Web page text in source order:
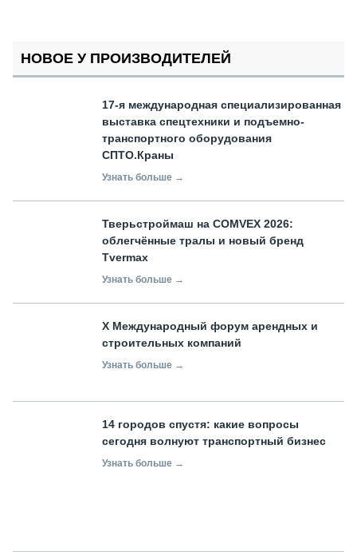
НОВОЕ У ПРОИЗВОДИТЕЛЕЙ
17-я международная специализированная
выставка спецтехники и подъемно-
транспортного оборудования
СПТО.Краны
Узнать больше →
Тверьстроймаш на COMVEX 2026:
облегчённые тралы и новый бренд
Tvermax
Узнать больше →
X Международный форум арендных и
строительных компаний
Узнать больше →
14 городов спустя: какие вопросы
сегодня волнуют транспортный бизнес
Узнать больше →